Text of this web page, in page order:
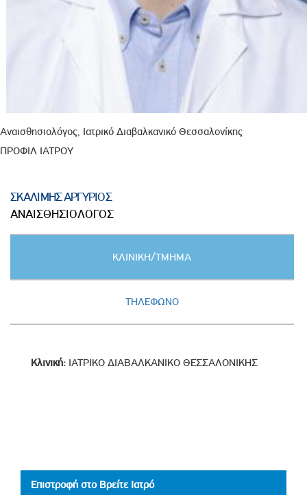
Αναισθησιολόγος, Ιατρικό Διαβαλκανικό Θεσσαλονίκης
ΠΡΟΦΙΛ ΙΑΤΡΟΥ
ΣΚΑΛΙΜΗΣ ΑΡΓΥΡΙΟΣ
ΑΝΑΙΣΘΗΣΙΟΛΟΓΟΣ
ΚΛΙΝΙΚΗ/ΤΜΗΜΑ
ΤΗΛΕΦΩΝΟ
Κλινική: ΙΑΤΡΙΚΟ ΔΙΑΒΑΛΚΑΝΙΚΟ ΘΕΣΣΑΛΟΝΙΚΗΣ
Επιστροφή στο Βρείτε Ιατρό